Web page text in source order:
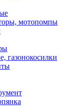
мотопомпы
газонокосилки